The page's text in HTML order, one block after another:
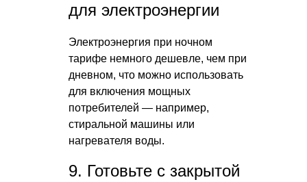
для электроэнергии
Электроэнергия при ночном
тарифе немного дешевле, чем при
дневном, что можно использовать
для включения мощных
потребителей — например,
стиральной машины или
нагревателя воды.
9. Готовьте с закрытой